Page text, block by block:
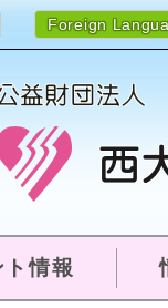
Foreign
ト情報